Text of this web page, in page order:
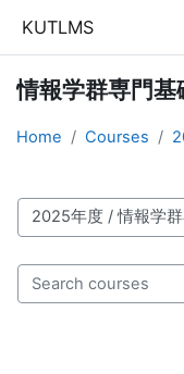
KUTLMS
情報学群専門基
Home Courses
Course categories
Search courses